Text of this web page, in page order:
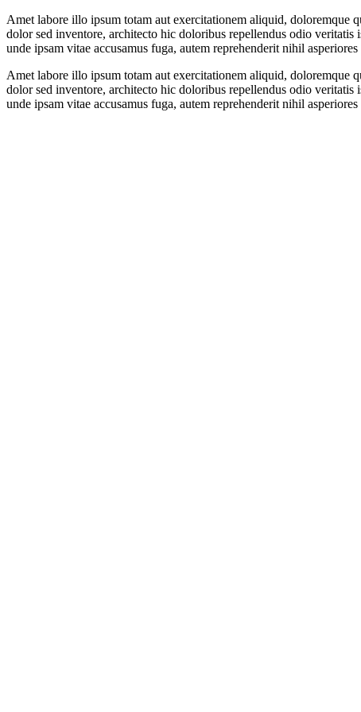
Amet labore illo ipsum totam aut exercitationem aliquid, doloremque
dolor sed inventore, architecto hic doloribus repellendus odio
unde ipsam vitae accusamus fuga, autem reprehenderit nihil
Amet labore illo ipsum totam aut exercitationem aliquid, doloremque
dolor sed inventore, architecto hic doloribus repellendus odio
unde ipsam vitae accusamus fuga, autem reprehenderit nihil